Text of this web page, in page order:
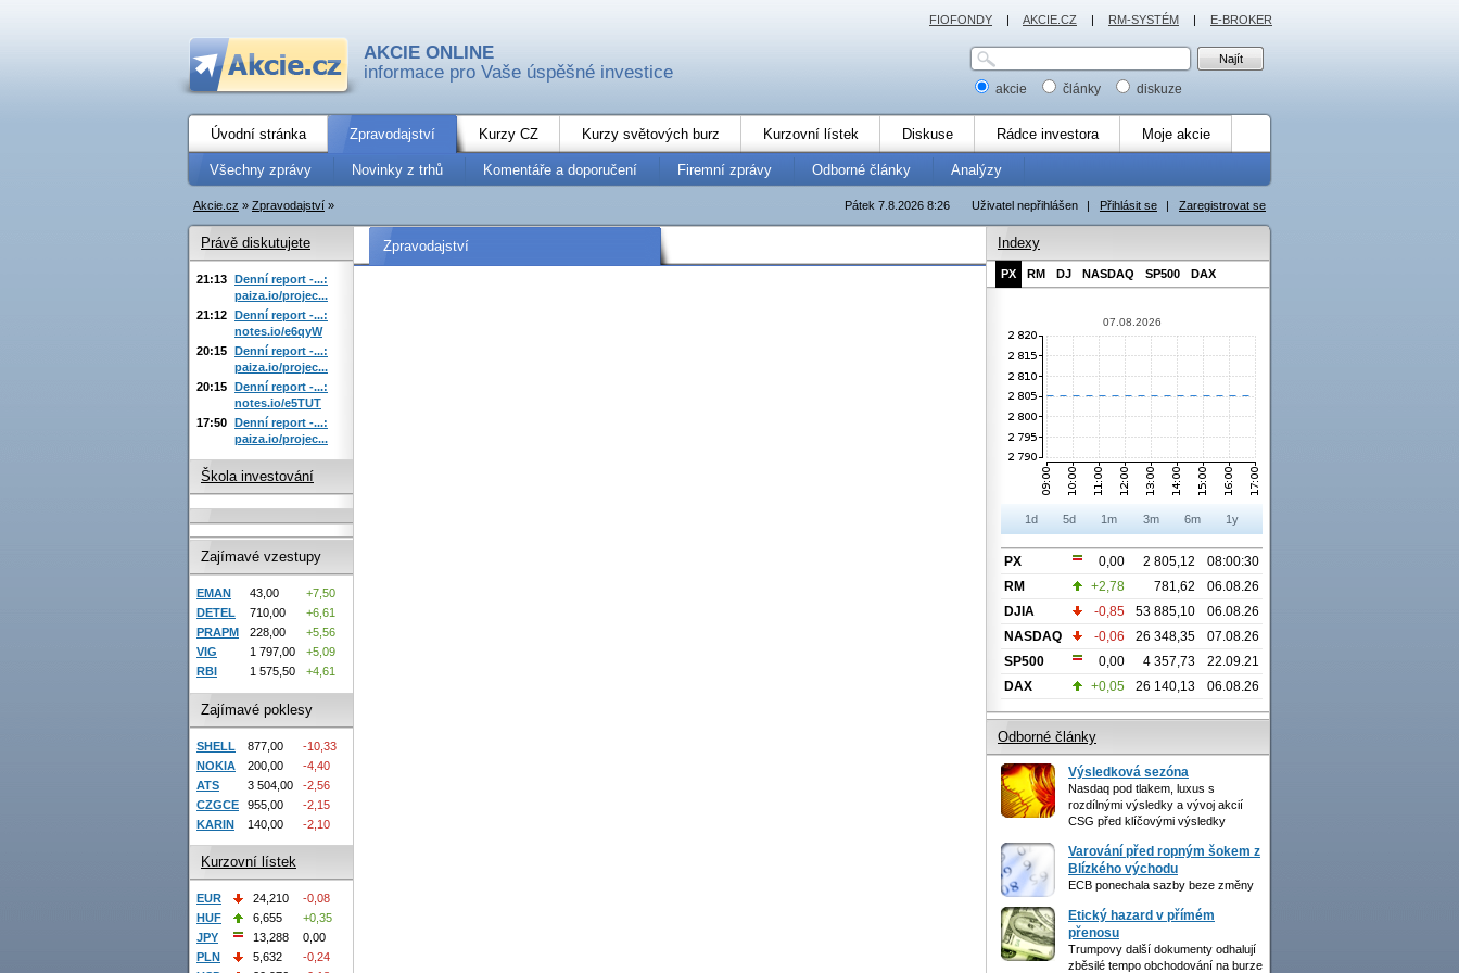
AKCIE ONLINE
informace pro Vaše úspěšné investice
akcie články diskuze
Úvodní stránka Zpravodajství Kurzy CZ Kurzy světových burz Kurzovní lístek Diskuse Rádce investora Moje akcie
Všechny zprávy Novinky z trhů Komentáře a doporučení Firemní zprávy Odborné články Analýzy
Uživatel nepřihlášen | Přihlásit se | Zaregistrovat se
Pátek 7.8.2026 8:26
Akcie.cz » Zpravodajství »
Zpravodajství
Právě diskutujete
21:13 Denní report -...:
paiza.io/projec...
21:12 Denní report -...:
notes.io/e6qyW
20:15 Denní report -...:
paiza.io/projec...
20:15 Denní report -...:
notes.io/e5TUT
17:50 Denní report -...:
paiza.io/projec...
Škola investování
Zajímavé vzestupy
EMAN 43,00
+7,50
DETEL
710,00
+6,61
PRAPM
228,00
+5,56
VIG
1 797,00
+5,09
RBI
1 575,50 +4,61
Zajímavé poklesy
SHELL 877,00
-10,33
NOKIA
200,00
-4,40
ATS
3 504,00
-2,56
CZGCE
955,00
-2,15
KARIN
140,00 -2,10
Kurzovní lístek
EUR 24,210
-0,08
HUF
6,655
+0,35
JPY
13,288
0,00
PLN
5,632
-0,24
Indexy
PX RM DJ NASDAQ SP500 DAX
07.08.2026
1d 5d 1m 3m 6m 1y
PX 0,00 2 805,12
08:00:30
RM
+2,78 781,62
06.08.26
DJIA
-0,85 53 885,10
06.08.26
NASDAQ
-0,06 26 348,35
07.08.26
SP500
0,00 4 357,73
22.09.21
DAX
+0,05 26 140,13 06.08.26
Odborné články
Výsledková sezóna
Nasdaq pod tlakem, luxus s
rozdílnými výsledky a vývoj akcií
CSG před klíčovými výsledky
Varování před ropným šokem z
Blízkého východu
ECB ponechala sazby beze změny
Etický hazard v přímém
přenosu
Trumpovy další dokumenty odhalují
zběsilé tempo obchodování na burze
FIOFONDY | AKCIE.CZ | RM-SYSTÉM | E-BROKER